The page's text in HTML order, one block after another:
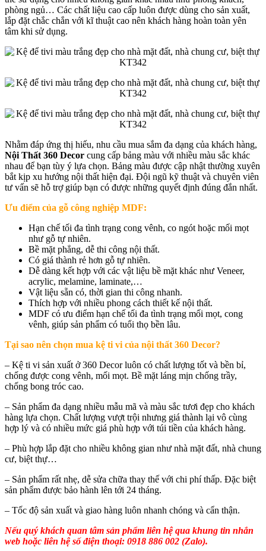
phòng ngủ… Các chất liệu cao cấp luôn được dùng cho sản xuất,
lắp đặt chắc chắn với kĩ thuật cao nên khách hàng hoàn toàn yên
tâm khi sử dụng.
Nhằm đáp ứng thị hiếu, nhu cầu mua sắm đa dạng của khách hàng,
Nội Thất 360 Decor cung cấp bảng màu với nhiều màu sắc khác
nhau để bạn tùy ý lựa chọn. Bảng màu được cập nhật thường xuyên
bắt kịp xu hướng nội thất hiện đại. Đội ngũ kỹ thuật và chuyên viên
tư vấn sẽ hỗ trợ giúp bạn có được những quyết định đúng đắn nhất.
Ưu điểm của gỗ công nghiệp MDF:
Hạn chế tối đa tình trạng cong vênh, co ngót hoặc mối mọt
như gỗ tự nhiên.
Bề mặt phẳng, dễ thi công nội thất.
Có giá thành rẻ hơn gỗ tự nhiên.
Dễ dàng kết hợp với các vật liệu bề mặt khác như Veneer,
acrylic, melamine, laminate,…
Vật liệu sẵn có, thời gian thi công nhanh.
Thích hợp với nhiều phong cách thiết kế nội thất.
MDF có ưu điểm hạn chế tối đa tình trạng mối mọt, cong
vênh, giúp sản phẩm có tuổi thọ bền lâu.
Tại sao nên chọn mua kệ ti vi của nội thất 360 Decor?
– Kệ ti vi sản xuất ở 360 Decor luôn có chất lượng tốt và bền bỉ,
chống được cong vênh, mối mọt. Bề mặt láng mịn chống trầy,
chống bong tróc cao.
– Sản phẩm đa dạng nhiều mẫu mã và màu sắc tươi đẹp cho khách
hàng lựa chọn. Chất lượng vượt trội nhưng giá thành lại vô cùng
hợp lý và có nhiều mức giá phù hợp với túi tiền của khách hàng.
– Phù hợp lắp đặt cho nhiều không gian như nhà mặt đất, nhà chung
cư, biệt thự…
– Sản phẩm rất nhẹ, dễ sửa chữa thay thế với chi phí thấp. Đặc biệt
sản phẩm được bảo hành lên tới 24 tháng.
– Tốc độ sản xuất và giao hàng luôn nhanh chóng và cẩn thận.
Nếu quý khách quan tâm sản phẩm liên hệ qua khung tin nhắn
web hoặc liên hệ số điện thoại: 0918 886 002 (Zalo).